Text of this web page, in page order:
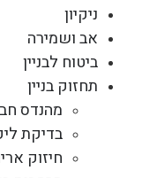
ניקיון
אב ושמירה
ביטוח לבניין
תחזוק בניין
מהנדס
בדיקת
חיזוק